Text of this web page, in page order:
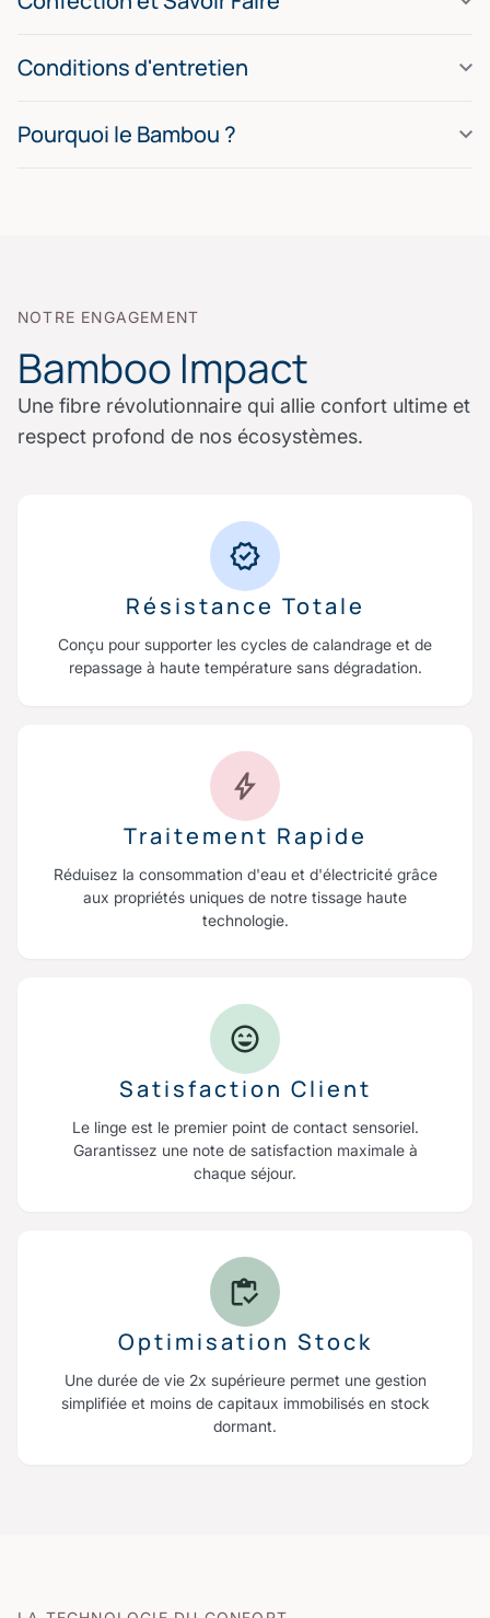
Conditions d'entretien
Pourquoi le Bambou ?
NOTRE ENGAGEMENT
Bamboo Impact
Une fibre révolutionnaire qui allie confort ultime et
respect profond de nos écosystèmes.
Résistance Totale
Conçu pour supporter les cycles de calandrage et de
repassage à haute température sans dégradation.
Traitement Rapide
Réduisez la consommation d'eau et d'électricité grâce
aux propriétés uniques de notre tissage haute
technologie.
Satisfaction Client
Le linge est le premier point de contact sensoriel.
Garantissez une note de satisfaction maximale à
chaque séjour.
Optimisation Stock
Une durée de vie 2x supérieure permet une gestion
simplifiée et moins de capitaux immobilisés en stock
dormant.